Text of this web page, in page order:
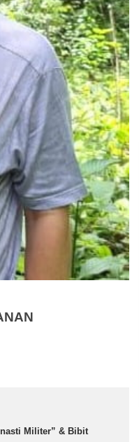
Militer” & Bibit